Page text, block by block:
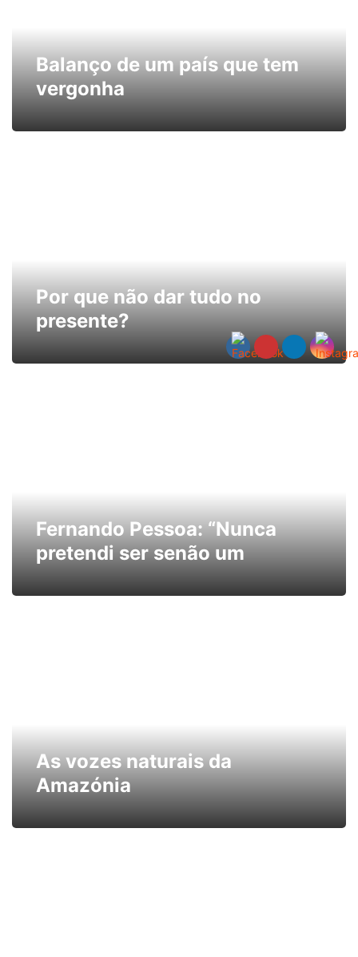
Balanço de um país que tem
vergonha
Por que não dar tudo no
presente?
Fernando Pessoa: “Nunca
pretendi ser senão um
As vozes naturais da
Amazónia